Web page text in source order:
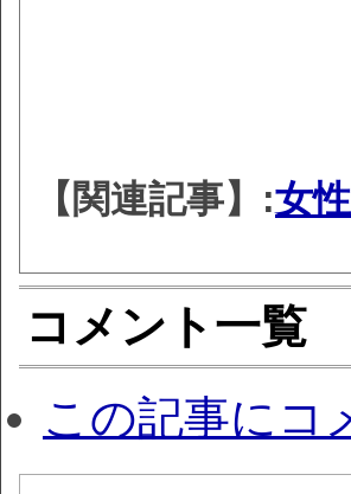
【関連記事】:女
コメント一覧
この記事にコ